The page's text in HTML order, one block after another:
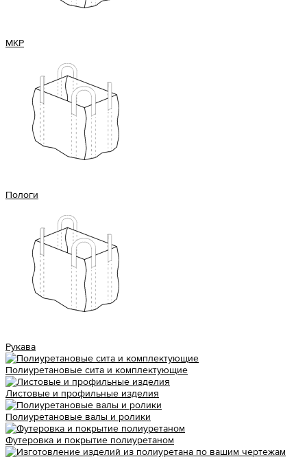
МКР
Пологи
Рукава
Полиуретановые сита и комплектующие
Листовые и профильные изделия
Полиуретановые валы и ролики
Футеровка и покрытие полиуретаном